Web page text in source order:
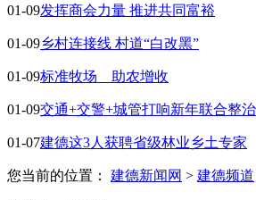
01-09发挥商会力量 推进共同富裕
01-09乡村连接线 村道“白改黑”
01-09标准牧场 助农增收
01-09交通+交警+城管打响新年联合整
01-07建德这3人获聘省级林业乡土专家
您当前的位置： 建德新闻网 > 建德频道